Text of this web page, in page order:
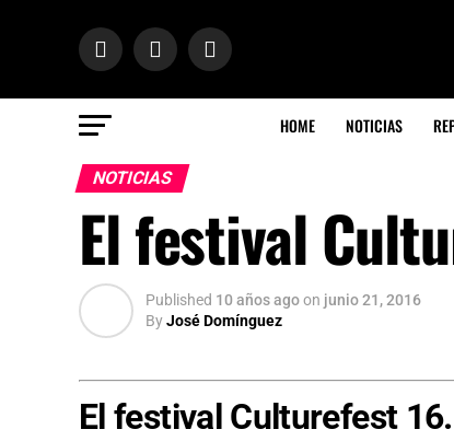
HOME NOTICIAS
NOTICIAS
El festival
Published 10 años agoon junio 21, 2016
ByJosé Domínguez
El festival Culturefest